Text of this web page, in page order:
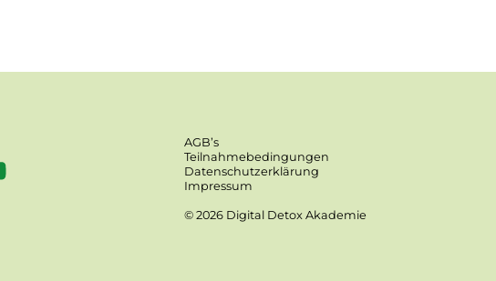
AGB’s
Teilnahmebedingungen
Datenschutzerklärung
Impressum
© 2026 Digital Detox Akademie